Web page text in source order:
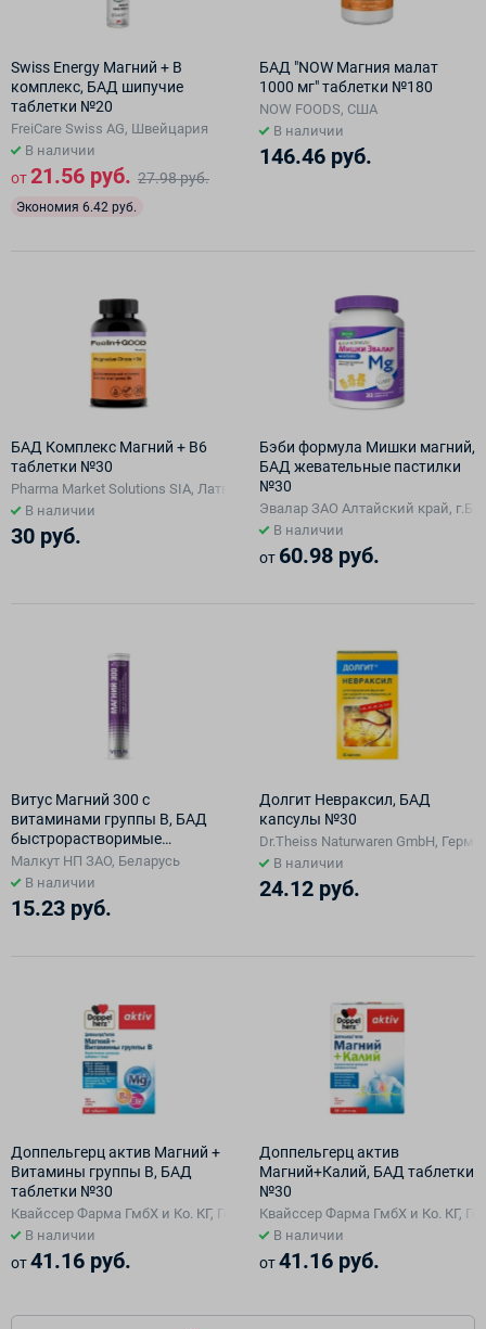
Swiss Energy Магний + В
комплекс, БАД шипучие
таблетки №20
FreiCare Swiss AG, Швейцария
В наличии
от21.56 руб. 27.98 руб.
Экономия 6.42 руб.
БАД "NOW Магния малат
1000 мг" таблетки №180
NOW FOODS, США
В наличии
146.46 руб.
БАД Комплекс Магний + В6
таблетки №30
Pharma Market Solutions SIA, Латвия
В наличии
30 руб.
Бэби формула Мишки магний,
БАД жевательные пастилки
№30
Эвалар ЗАО Алтайский край,
В наличии
от 60.98 руб.
Витус Магний 300 с
витаминами группы В, БАД
быстрорастворимые
таблетки №15
Малкут НП ЗАО, Беларусь
В наличии
15.23 руб.
Долгит Невраксил, БАД
капсулы №30
Dr.Theiss Naturwaren GmbH,
В наличии
24.12 руб.
Доппельгерц актив Магний +
Витамины группы В, БАД
таблетки №30
Квайссер Фарма ГмбХ и Ко. КГ, Германия
В наличии
от41.16 руб.
Доппельгерц актив
Магний+Калий, БАД таблетки
№30
Квайссер Фарма ГмбХ и Ко. КГ,
В наличии
от41.16 руб.